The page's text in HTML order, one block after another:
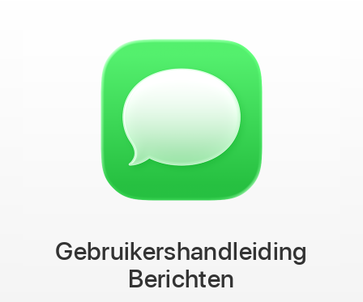
Gebruikershandleiding
Berichten